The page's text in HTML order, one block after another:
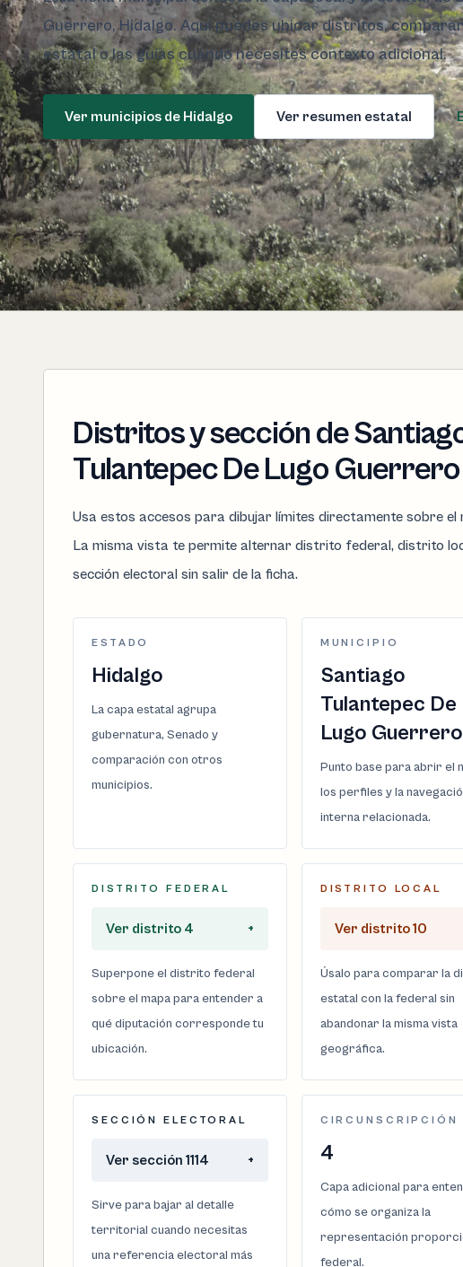
Guerrero, Hidalgo. Aquí puedes ubicar distritos,
estatal o las guías cuando necesites contexto adicional.
Ver municipios de Hidalgo Ver resumen estatal
Distritos y sección de
Tulantepec De Lugo Guerrero
Usa estos accesos para dibujar límites directamente sobre el
La misma vista te permite alternar distrito federal, distrito
sección electoral sin salir de la ficha.
ESTADO
Hidalgo
La capa estatal agrupa
gubernatura, Senado y
comparación con otros
municipios.
MUNICIPIO
Santiago
Tulantepec De
Lugo Guerrero
Punto base para abrir el
los perfiles y la
interna relacionada.
DISTRITO FEDERAL
Ver distrito 4 +
Superpone el distrito federal
sobre el mapa para entender a
qué diputación corresponde tu
ubicación.
DISTRITO LOCAL
Ver distrito 10
Úsalo para comparar la
estatal con la federal sin
abandonar la misma vista
geográfica.
SECCIÓN ELECTORAL
Ver sección 1114 +
Sirve para bajar al detalle
territorial cuando necesitas
una referencia electoral más
CIRCUNSCRIPCIÓN
4
Capa adicional para
cómo se organiza la
representación
federal.